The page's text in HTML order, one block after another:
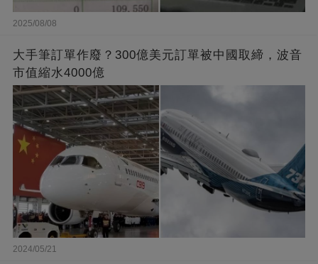
2025/08/08
大手筆訂單作廢？300億美元訂單被中國取締，波音
市值縮水4000億
2024/05/21